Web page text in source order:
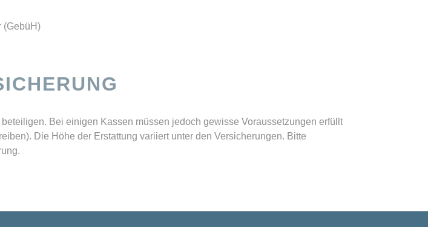
(GebüH)
Bei einigen Kassen müssen jedoch gewisse Voraussetzungen erfüllt
Die Höhe der Erstattung variiert unter den Versicherungen. Bitte